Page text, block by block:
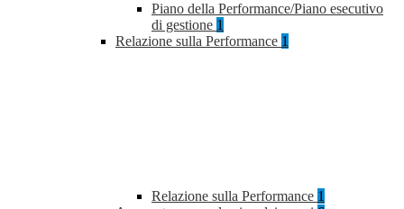
Piano della Performance/Piano esecutivo
di gestione 1
Relazione sulla Performance 1
Relazione sulla Performance 1